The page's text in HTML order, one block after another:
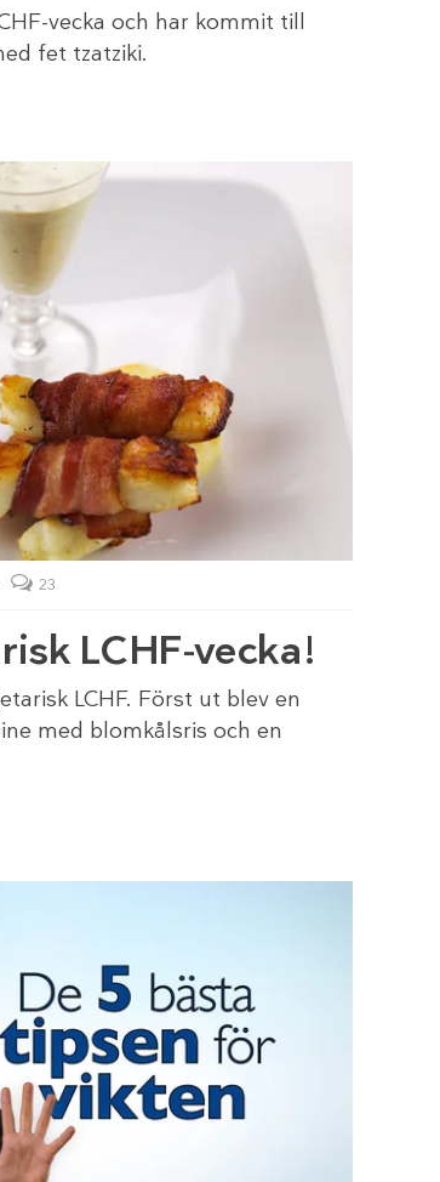
vecka och har kommit till
fet tzatziki.
23
LCHF-vecka!
LCHF. Först ut blev en
med blomkålsris och en